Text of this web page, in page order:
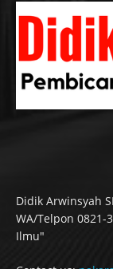
Didik Arwinsyah
WA/Telpon 0821-
Ilmu"